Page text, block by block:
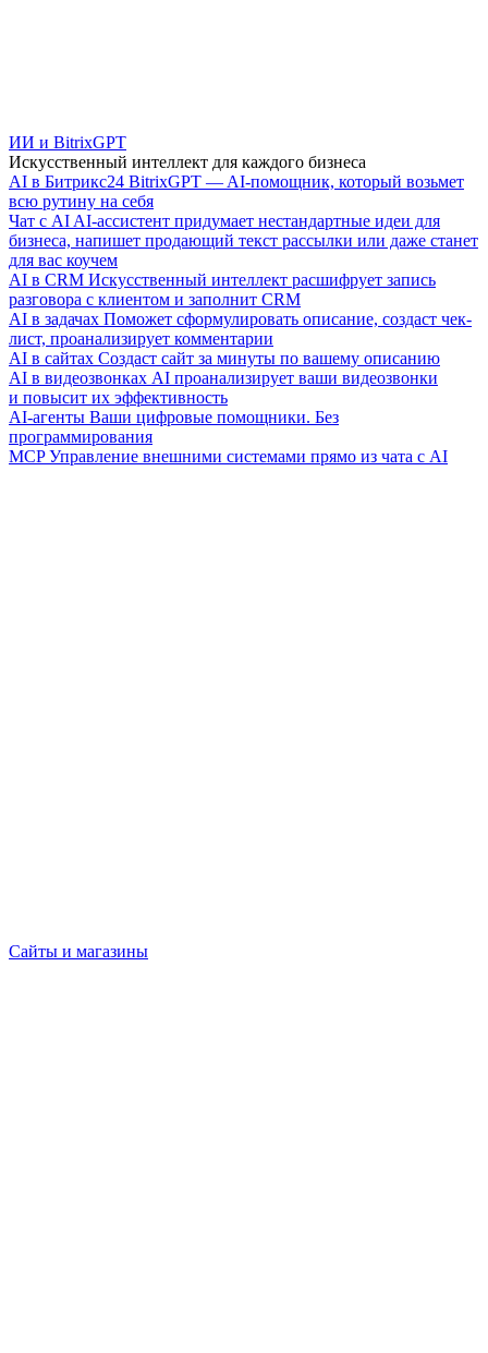
ИИ и BitrixGPT
Искусственный интеллект для каждого бизнеса
AI в Битрикс24 BitrixGPT — AI-помощник, который возьмет
всю рутину на себя
Чат с AI AI-ассистент придумает нестандартные идеи для
бизнеса, напишет продающий текст рассылки или даже станет
для вас коучем
AI в CRM Искусственный интеллект расшифрует запись
разговора с клиентом и заполнит CRM
AI в задачах Поможет сформулировать описание, создаст чек-
лист, проанализирует комментарии
AI в сайтах Создаст сайт за минуты по вашему описанию
AI в видеозвонках AI проанализирует ваши видеозвонки
и повысит их эффективность
AI-агенты Ваши цифровые помощники. Без
программирования
MCP Управление внешними системами прямо из чата с AI
Сайты и магазины